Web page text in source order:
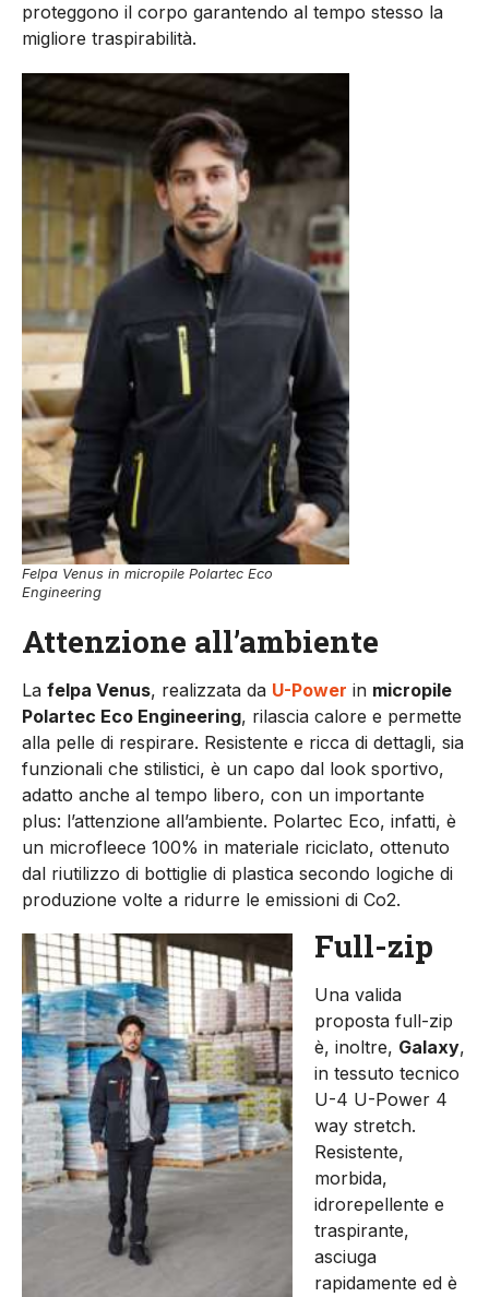
proteggono il corpo garantendo al tempo stesso la
migliore traspirabilità.
Felpa Venus in micropile Polartec Eco
Engineering
Attenzione all’ambiente
La felpa Venus, realizzata da U-Power in micropile
Polartec Eco Engineering, rilascia calore e permette
alla pelle di respirare. Resistente e ricca di dettagli, sia
funzionali che stilistici, è un capo dal look sportivo,
adatto anche al tempo libero, con un importante
plus: l’attenzione all’ambiente. Polartec Eco, infatti, è
un microfleece 100% in materiale riciclato, ottenuto
dal riutilizzo di bottiglie di plastica secondo logiche di
produzione volte a ridurre le emissioni di Co2.
Full-zip
Una valida
proposta full-zip
è, inoltre, Galaxy,
in tessuto tecnico
U-4 U-Power 4
way stretch.
Resistente,
morbida,
idrorepellente e
traspirante,
asciuga
rapidamente ed è